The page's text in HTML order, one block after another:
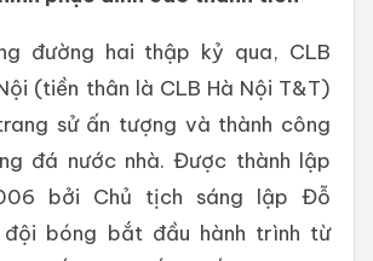
đường hai thập kỷ qua, CLB
(tiền thân là CLB Hà Nội T&T)
sử ấn tượng và thành công
đá nước nhà. Được thành lập
bởi Chủ tịch sáng lập Đỗ
đội bóng bắt đầu hành trình từ